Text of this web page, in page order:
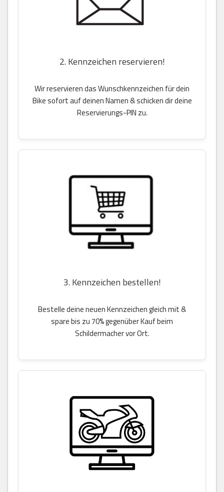
2. Kennzeichen reservieren!
Wir reservieren das Wunschkennzeichen für dein
Bike sofort auf deinen Namen & schicken dir deine
Reservierungs-PIN zu.
3. Kennzeichen bestellen!
Bestelle deine neuen Kennzeichen gleich mit &
spare bis zu 70% gegenüber Kauf beim
Schildermacher vor Ort.